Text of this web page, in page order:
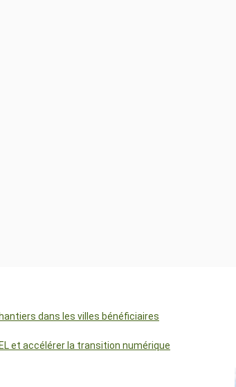
dans les villes bénéficiaires
et accélérer la transition numérique